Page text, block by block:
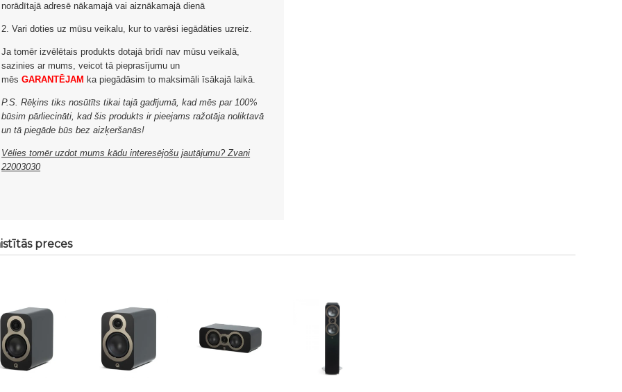
norādītajā adresē nākamajā vai aiznākamajā dienā
2. Vari doties uz mūsu veikalu, kur to varēsi iegādāties uzreiz.
Ja tomēr izvēlētais produkts dotajā brīdī nav mūsu veikalā,
sazinies ar mums, veicot tā pieprasījumu un
mēsGARANTĒJAM ka piegādāsim to maksimāli īsākajā laikā.
P.S. Rēķins tiks nosūtīts tikai tajā gadījumā, kad mēs par 100%
būsim pārliecināti, kad šis produkts ir pieejams ražotāja noliktavā
un tā piegāde būs bez aizķeršanās!
Vēlies tomēr uzdot mums kādu interesējošu jautājumu? Zvani
22003030
preces